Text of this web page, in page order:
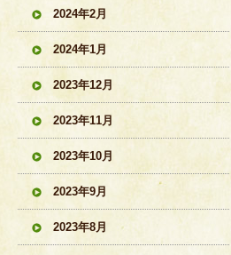
2024年2月
2024年1月
2023年12月
2023年11月
2023年10月
2023年9月
2023年8月